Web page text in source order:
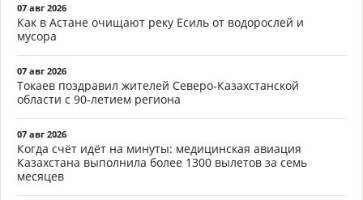
07 авг 2026
Как в Астане очищают реку Есиль от водорослей и
мусора
07 авг 2026
Токаев поздравил жителей Северо-Казахстанской
области с 90-летием региона
07 авг 2026
Когда счёт идёт на минуты: медицинская авиация
Казахстана выполнила более 1300 вылетов за семь
месяцев